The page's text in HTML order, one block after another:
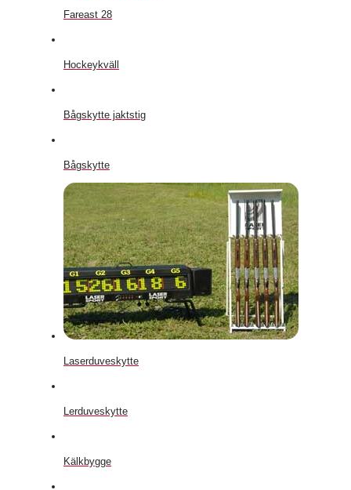
Fareast 28
Hockeykväll
Bågskytte jaktstig
Bågskytte
Laserduveskytte
Lerduveskytte
Kälkbygge